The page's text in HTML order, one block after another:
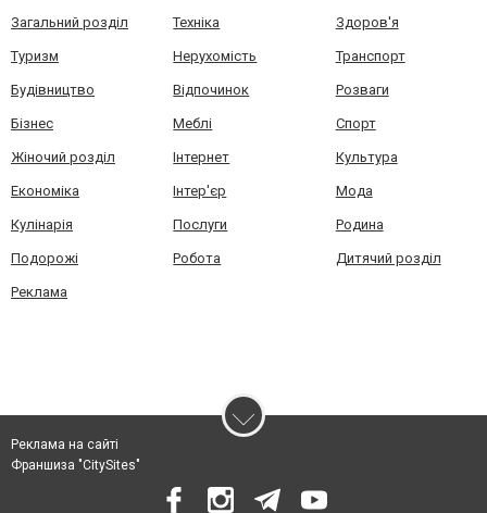
Загальний розділ Техніка Здоров'я
Туризм Нерухомість Транспорт
Будівництво Відпочинок Розваги
Бізнес Меблі Спорт
Жіночий розділ Інтернет Культура
Економіка Інтер'єр Мода
Кулінарія Послуги Родина
Подорожі Робота Дитячий розділ
Реклама
Реклама на сайті
Франшиза "CitySites"